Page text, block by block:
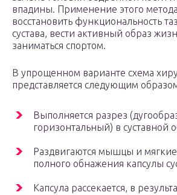
впадины. Применение этого
восстановить функциональность
сустава, вести активный образ
заниматься спортом.
В упрощенном варианте схема
представляется следующим
Выполняется разрез
горизонтальный) в суставной
Раздвигаются мышцы и
полного обнажения капсулы
Капсула рассекается, в